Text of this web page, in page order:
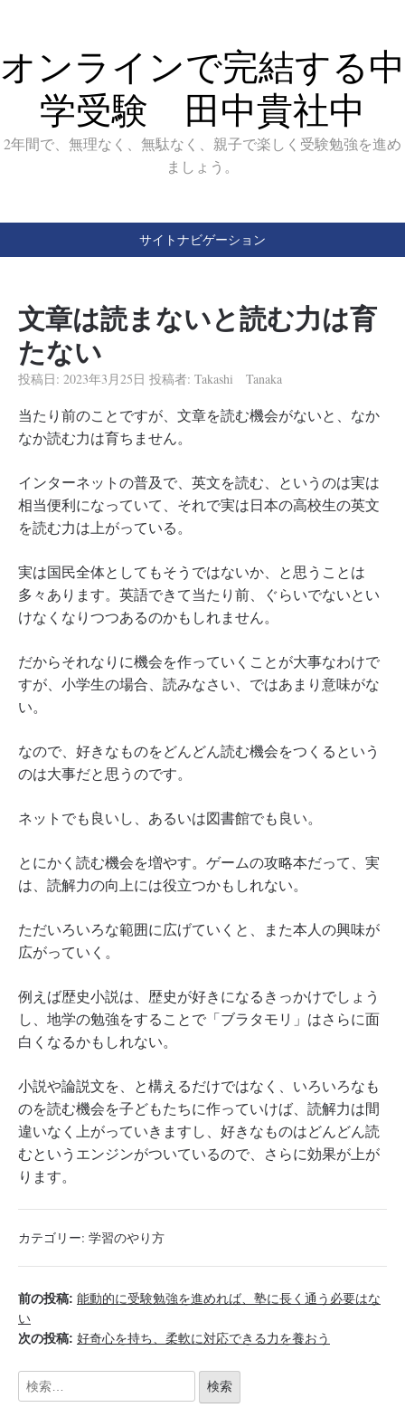
オンラインで完結する中
学受験 田中貴社中
2年間で、無理なく、無駄なく、親子で楽しく受験勉強を進め
ましょう。
サイトナビゲーション
文章は読まないと読む力は育
たない
投稿日: 2023年3月25日 投稿者: Takashi Tanaka
当たり前のことですが、文章を読む機会がないと、なか
なか読む力は育ちません。
インターネットの普及で、英文を読む、というのは実は
相当便利になっていて、それで実は日本の高校生の英文
を読む力は上がっている。
実は国民全体としてもそうではないか、と思うことは
多々あります。英語できて当たり前、ぐらいでないとい
けなくなりつつあるのかもしれません。
だからそれなりに機会を作っていくことが大事なわけで
すが、小学生の場合、読みなさい、ではあまり意味がな
い。
なので、好きなものをどんどん読む機会をつくるという
のは大事だと思うのです。
ネットでも良いし、あるいは図書館でも良い。
とにかく読む機会を増やす。ゲームの攻略本だって、実
は、読解力の向上には役立つかもしれない。
ただいろいろな範囲に広げていくと、また本人の興味が
広がっていく。
例えば歴史小説は、歴史が好きになるきっかけでしょう
し、地学の勉強をすることで「ブラタモリ」はさらに面
白くなるかもしれない。
小説や論説文を、と構えるだけではなく、いろいろなも
のを読む機会を子どもたちに作っていけば、読解力は間
違いなく上がっていきますし、好きなものはどんどん読
むというエンジンがついているので、さらに効果が上が
ります。
カテゴリー: 学習のやり方
前の投稿: 能動的に受験勉強を進めれば、塾に長く通う必要はな
い
次の投稿: 好奇心を持ち、柔軟に対応できる力を養おう